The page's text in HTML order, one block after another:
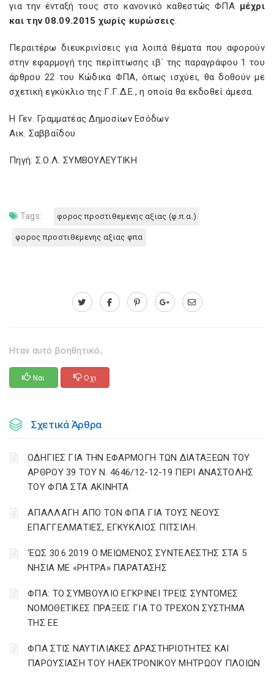
για την ένταξή τους στο κανονικό καθεστώς ΦΠΑ μέχρι
και την 08.09.2015 χωρίς κυρώσεις.
Περαιτέρω διευκρινίσεις για λοιπά θέματα που αφορούν
στην εφαρμογή της περίπτωσης ιβ΄ της παραγράφου 1 του
άρθρου 22 του Κώδικα ΦΠΑ, όπως ισχύει, θα δοθούν με
σχετική εγκύκλιο της Γ.Γ.Δ.Ε., η οποία θα εκδοθεί άμεσα.
Η Γεν. Γραμματέας Δημοσίων Εσόδων
Αικ. Σαββαΐδου
Πηγή: Σ.Ο.Λ. ΣΥΜΒΟΥΛΕΥΤΙΚΗ
Tags: φορος προστιθεμενης αξιας (φ.π.α.)
φορος προστιθεμενης αξιας φπα
Ηταν αυτό βοηθητικό;
Ναι Οχι
Σχετικά Άρθρα
ΟΔΗΓΙΕΣ ΓΙΑ ΤΗΝ ΕΦΑΡΜΟΓΗ ΤΩΝ ΔΙΑΤΑΞΕΩΝ ΤΟΥ
ΑΡΘΡΟΥ 39 ΤΟΥ Ν. 4646/12-12-19 ΠΕΡΙ ΑΝΑΣΤΟΛΗΣ
ΤΟΥ ΦΠΑ ΣΤΑ ΑΚΙΝΗΤΑ
ΑΠΑΛΛΑΓΗ ΑΠΟ ΤΟΝ ΦΠΑ ΓΙΑ ΤΟΥΣ ΝΕΟΥΣ
ΕΠΑΓΓΕΛΜΑΤΙΕΣ, ΕΓΚΥΚΛΙΟΣ ΠΙΤΣΙΛΗ.
‘ΕΩΣ 30.6.2019 Ο ΜΕΙΩΜΕΝΟΣ ΣΥΝΤΕΛΕΣΤΗΣ ΣΤΑ 5
ΝΗΣΙΑ ΜΕ «ΡΗΤΡΑ» ΠΑΡΑΤΑΣΗΣ
ΦΠΑ: ΤΟ ΣΥΜΒΟΥΛΙΟ ΕΓΚΡΙΝΕΙ ΤΡΕΙΣ ΣΥΝΤΟΜΕΣ
ΝΟΜΟΘΕΤΙΚΕΣ ΠΡΑΞΕΙΣ ΓΙΑ ΤΟ ΤΡΕΧΟΝ ΣΥΣΤΗΜΑ
ΤΗΣ ΕΕ
ΦΠΑ ΣΤΙΣ ΝΑΥΤΙΛΙΑΚΕΣ ΔΡΑΣΤΗΡΙΟΤΗΤΕΣ ΚΑΙ
ΠΑΡΟΥΣΙΑΣΗ ΤΟΥ ΗΛΕΚΤΡΟΝΙΚΟΥ ΜΗΤΡΩΟΥ ΠΛΟΙΩΝ